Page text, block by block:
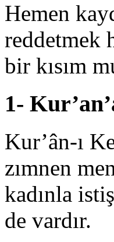
Hemen
reddetmek
bir kısım
1-
Kur’ân-ı
zımnen
kadınla
de vardır.